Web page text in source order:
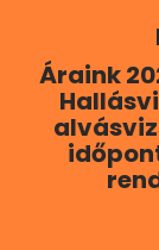
Áraink
RÓLUNK